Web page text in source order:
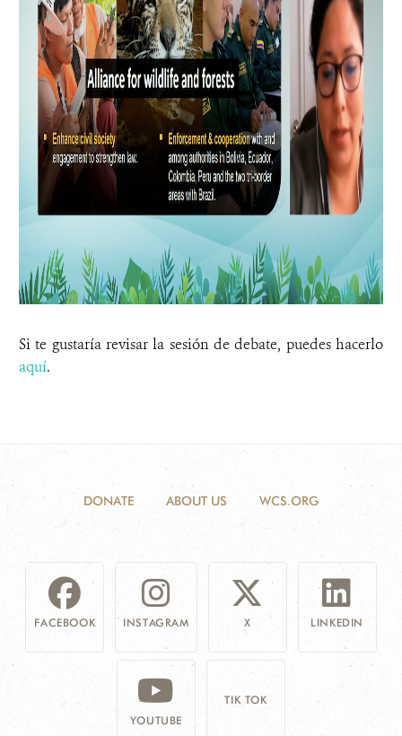
Si te gustaría revisar la sesión de debate, puedes hacerlo
aquí.
DONATE ABOUT US WCS.ORG
FACEBOOK INSTAGRAM X LINKEDIN
YOUTUBE
TIK TOK